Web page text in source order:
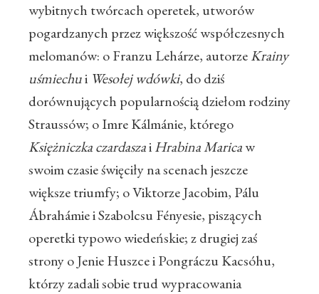
wybitnych twórcach operetek, utworów
pogardzanych przez większość współczesnych
melomanów: o Franzu Lehárze, autorzeKrainy
uśmiechui Wesołej wdówki, do dziś
dorównujących popularnością dziełom rodziny
Straussów; o Imre Kálmánie, którego
Księżniczka czardaszaiHrabina Maricaw
swoim czasie święciły na scenach jeszcze
większe triumfy; o Viktorze Jacobim, Pálu
Ábrahámie i Szabolcsu Fényesie, piszących
operetki typowo wiedeńskie; z drugiej zaś
strony o Jenie Huszce i Pongráczu Kacsóhu,
którzy zadali sobie trud wypracowania